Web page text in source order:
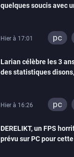
quelques soucis avec
Hier à 17:01 pc
Larian célèbre les 3
des statistiques
Hier à 16:26 pc
DERELIKT, un FPS
prévu sur PC pour